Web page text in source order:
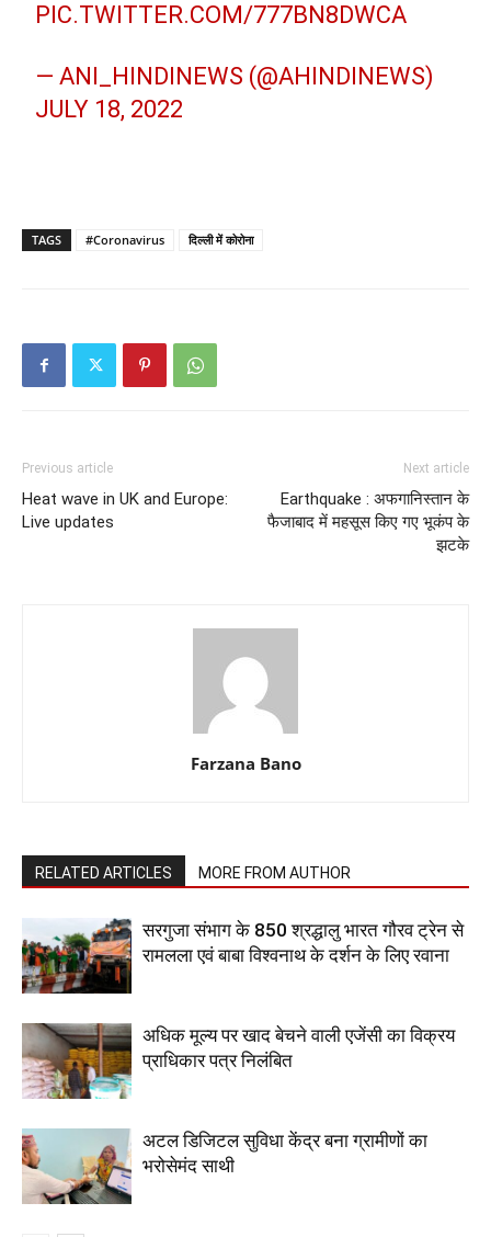
PIC.TWITTER.COM/777BN8DWCA
— ANI_HINDINEWS (@AHINDINEWS)
JULY 18, 2022
TAGS #Coronavirus दिल्ली में कोरोना
Previous article
Heat wave in UK and Europe:
Live updates
Next article
Earthquake : अफगानिस्तान के
फैजाबाद में महसूस किए गए भूकंप के
झटके
Farzana Bano
RELATED ARTICLES MORE FROM AUTHOR
सरगुजा संभाग के 850 श्रद्धालु भारत गौरव ट्रेन से
रामलला एवं बाबा विश्वनाथ के दर्शन के लिए रवाना
अधिक मूल्य पर खाद बेचने वाली एजेंसी का विक्रय
प्राधिकार पत्र निलंबित
अटल डिजिटल सुविधा केंद्र बना ग्रामीणों का
भरोसेमंद साथी